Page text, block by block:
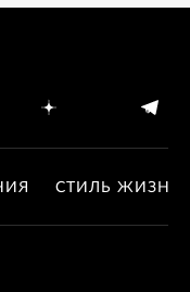
СТИЛЬ ЖИЗНИ